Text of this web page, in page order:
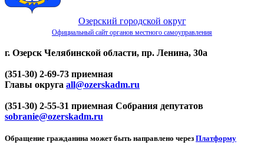
Озерский городской округ
Официальный сайт органов местного самоуправления
г. Озерск Челябинской области, пр. Ленина, 30а
(351-30) 2-69-73 приемная
Главы округа all@ozerskadm.ru
(351-30) 2-55-31 приемная Собрания депутатов
sobranie@ozerskadm.ru
Обращение гражданина может быть направлено через Платформу